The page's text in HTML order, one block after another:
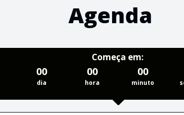
Agenda
Começa em:
00
dia
00
hora
00
minuto